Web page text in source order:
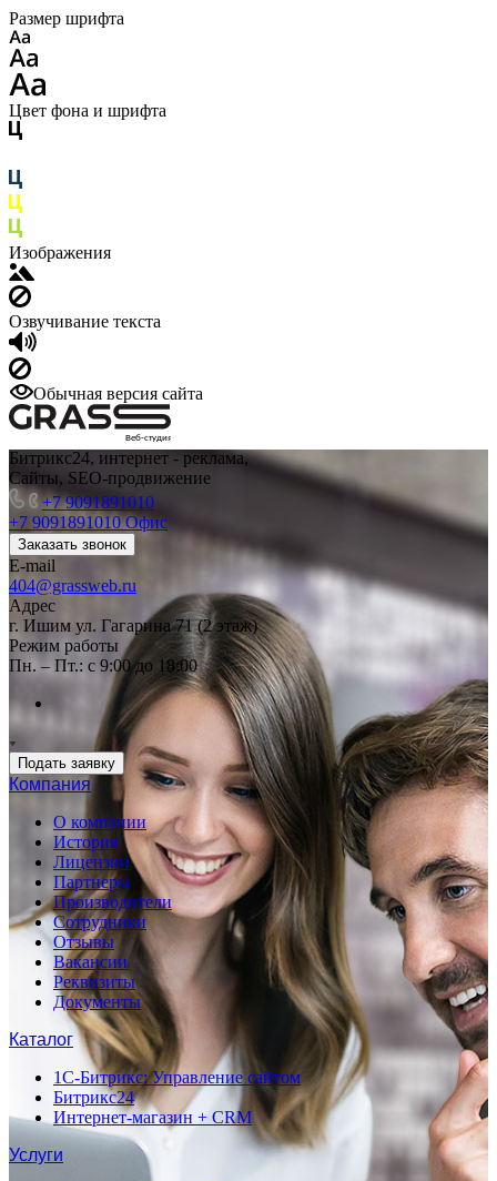
Размер шрифта
Цвет фона и шрифта
Изображения
Озвучивание текста
Обычная версия сайта
Веб-студия
Битрикс24, интернет - реклама,
Сайты, SEO-продвижение
+7 9091891010
+7 9091891010Офис
Заказать звонок
E-mail
404@grassweb.ru
Адрес
г. Ишим ул. Гагарина 71 (2 этаж)
Режим работы
Пн. – Пт.: с 9:00 до 18:00
Подать заявку
Компания
О компании
История
Лицензии
Партнеры
Производители
Сотрудники
Отзывы
Вакансии
Реквизиты
Документы
Каталог
1С-Битрикс: Управление сайтом
Битрикс24
Интернет-магазин + CRM
Услуги